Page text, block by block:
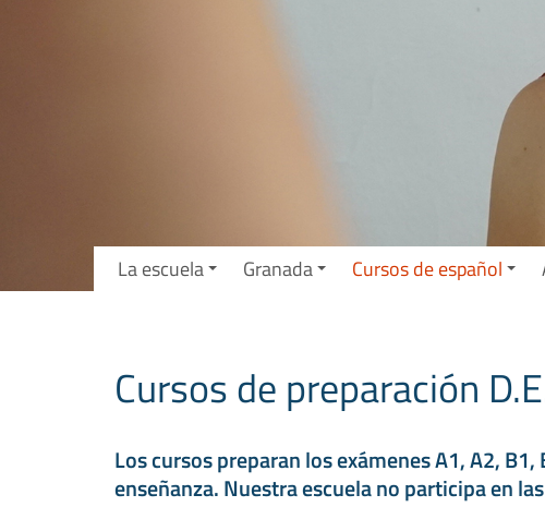
La escuela Granada Cursos de español
Cursos de preparación
Los cursos preparan los exámenes A1, A2,
enseñanza. Nuestra escuela no participa en